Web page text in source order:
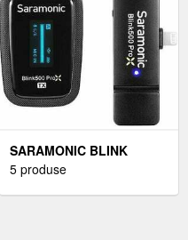
SARAMONIC BLINK
SISTEM AUDIO FĂRĂ FIR
5 produse